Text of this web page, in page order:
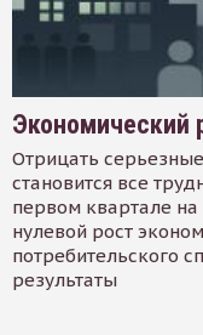
Экономический
Отрицать
становится все
первом квартале на
нулевой рост
потребительского
результаты